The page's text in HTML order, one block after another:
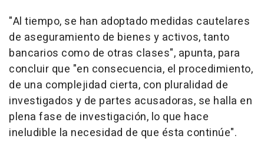
"Al tiempo, se han adoptado medidas cautelares
de aseguramiento de bienes y activos, tanto
bancarios como de otras clases", apunta, para
concluir que "en consecuencia, el procedimiento,
de una complejidad cierta, con pluralidad de
investigados y de partes acusadoras, se halla en
plena fase de investigación, lo que hace
ineludible la necesidad de que ésta continúe".